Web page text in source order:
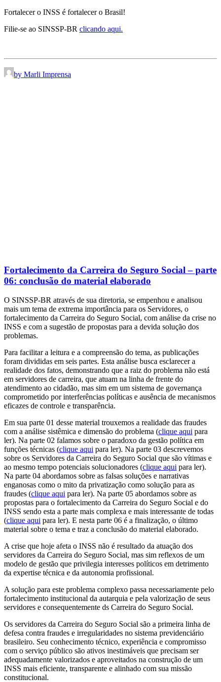
Fortalecer o INSS é fortalecer o Brasil!
Filie-se ao SINSSP-BR clicando aqui.
by Marli Imprensa
Fortalecimento da Carreira do Seguro Social – parte
06: conclusão do material elaborado
O SINSSP-BR através de sua diretoria, se empenhou e analisou
mais um tema de extrema importância para os Servidores, o
fortalecimento da Carreira do Seguro Social, com análise da crise no
INSS e com a sugestão de propostas para a devida solução dos
problemas.
Para facilitar a leitura e a compreensão do tema, as publicações
foram divididas em seis partes. Esta análise busca esclarecer a
realidade dos fatos, demonstrando que a raiz do problema não está
em servidores de carreira, que atuam na linha de frente do
atendimento ao cidadão, mas sim em um sistema de governança
comprometido por interferências políticas e ausência de mecanismos
eficazes de controle e transparência.
Em sua parte 01 desse material trouxemos a realidade das fraudes
com a análise sistêmica e dimensão do problema (clique aqui para
ler). Na parte 02 falamos sobre o paradoxo da gestão política em
funções técnicas (clique aqui para ler). Na parte 03 descrevemos
sobre os Servidores da Carreira do Seguro Social que são vítimas e
ao mesmo tempo potenciais solucionadores (clique aqui para ler).
Na parte 04 abordamos sobre as falsas soluções e narrativas
enganosas como o mito da privatização como solução para as
fraudes (clique aqui para ler). Na parte 05 abordamos sobre as
propostas para o fortalecimento da Carreira do Seguro Social e do
INSS sendo esta a parte mais complexa e mais interessante de todas
(clique aqui para ler). E nesta parte 06 é a finalização, o último
material sobre o tema e traz a conclusão do material elaborado.
A crise que hoje afeta o INSS não é resultado da atuação dos
servidores da Carreira do Seguro Social, mas sim reflexos de um
modelo de gestão que privilegia interesses políticos em detrimento
da expertise técnica e da autonomia profissional.
A solução para este problema complexo passa necessariamente pelo
fortalecimento institucional da autarquia e pela valorização de seus
servidores e consequentemente ds Carreira do Seguro Social.
Os servidores da Carreira do Seguro Social são a primeira linha de
defesa contra fraudes e irregularidades no sistema previdenciário
brasileiro. Seu conhecimento técnico, experiência e compromisso
com o serviço público são ativos inestimáveis que precisam ser
adequadamente valorizados e aproveitados na construção de um
INSS mais eficiente, transparente e alinhado com sua missão
constitucional.